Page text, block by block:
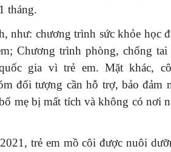
tháng.
như: chương trình sức khỏe học
Chương trình phòng, chống
gia vì trẻ em. Mặt khác,
đối tượng cần hỗ trợ, bảo đảm
mẹ bị mất tích và không có nơi
trẻ em mồ côi được nuôi